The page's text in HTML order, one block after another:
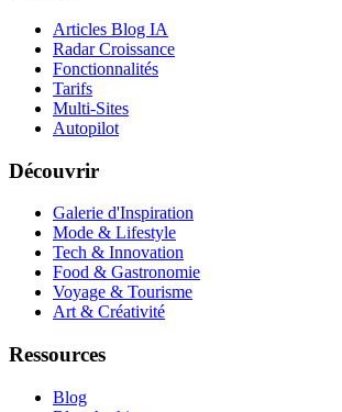
Articles Blog IA
Radar Croissance
Fonctionnalités
Tarifs
Multi-Sites
Autopilot
Découvrir
Galerie d'Inspiration
Mode & Lifestyle
Tech & Innovation
Food & Gastronomie
Voyage & Tourisme
Art & Créativité
Ressources
Blog